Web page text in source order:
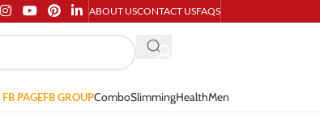
ABOUT USCONTACT USFAQS
FB PAGEFB GROUPComboSlimmingHealthMen